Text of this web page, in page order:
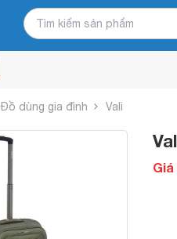
Đồ dùng gia đình Vali